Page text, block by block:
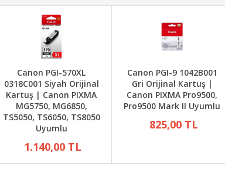
Canon PGI-570XL
0318C001 Siyah Orijinal
Kartuş | Canon PIXMA
MG5750, MG6850,
TS5050, TS6050, TS8050
Uyumlu
1.140,00 TL
Canon PGI-9 1042B001
Gri Orijinal Kartuş |
Canon PIXMA Pro9500,
Pro9500 Mark II Uyumlu
825,00 TL